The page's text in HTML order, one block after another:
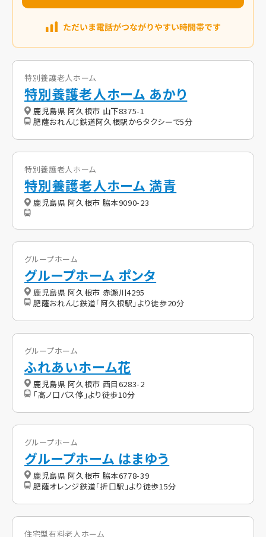
特別養護老人ホーム
特別養護老人ホーム あかり
鹿児島県 阿久根市 山下8375-1
肥薩おれんじ鉄道阿久根駅からタクシーで5分
特別養護老人ホーム
特別養護老人ホーム 満青
鹿児島県 阿久根市 脇本9090-23
グループホーム
グループホーム ポンタ
鹿児島県 阿久根市 赤瀬川4295
肥薩おれんじ鉄道「阿久根駅」より徒歩20分
グループホーム
ふれあいホーム花
鹿児島県 阿久根市 西目6283-2
「高ノ口バス停」より徒歩10分
グループホーム
グループホーム はまゆう
鹿児島県 阿久根市 脇本6778-39
肥薩オレンジ鉄道「折口駅」より徒歩15分
住宅型有料老人ホーム